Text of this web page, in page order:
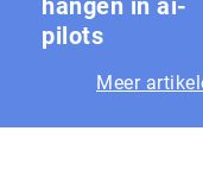
pilots
Meer